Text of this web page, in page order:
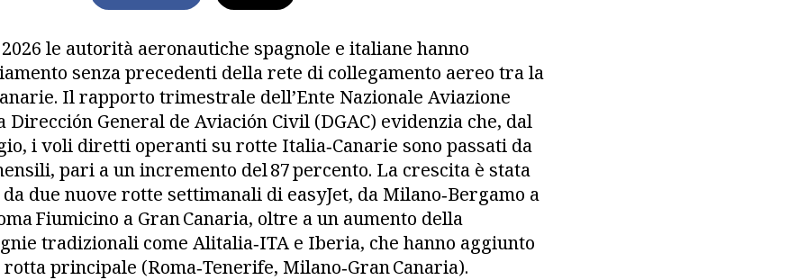
le autorità aeronautiche spagnole e italiane hanno
senza precedenti della rete di collegamento aereo tra la
Il rapporto trimestrale dell’Ente Nazionale Aviazione
Dirección General de Aviación Civil (DGAC) evidenzia che, dal
i voli diretti operanti su rotte Italia‑Canarie sono passati da
pari a un incremento del 87 percento. La crescita è stata
due nuove rotte settimanali di easyJet, da Milano‑Bergamo a
Fiumicino a Gran Canaria, oltre a un aumento della
tradizionali come Alitalia‑ITA e Iberia, che hanno aggiunto
principale (Roma‑Tenerife, Milano‑Gran Canaria).